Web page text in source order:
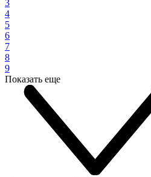
3
4
5
6
7
8
9
Показать еще